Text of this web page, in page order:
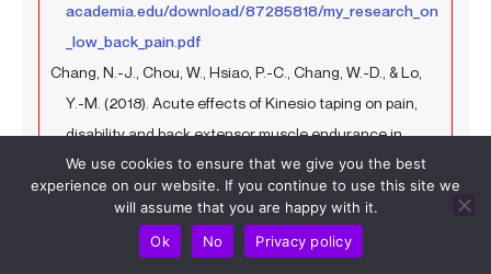
academia.edu/download/87285818/my_research_on
_low_back_pain.pdf
Chang, N.-J., Chou, W., Hsiao, P.-C., Chang, W.-D., & Lo,
Y.-M. (2018). Acute effects of Kinesio taping on pain,
disability and back extensor muscle endurance in
patients with low back pain caused by magnetic
resonance imaging-confirmed lumbar disc
degeneration.Journal of Back and Musculoskeletal
Rehabilitation,31(1), 85–93. https://content.iospress.c
We use cookies to ensure that we give you the best
experience on our website. If you continue to use this site we
will assume that you are happy with it.
Ok
No Privacy policy